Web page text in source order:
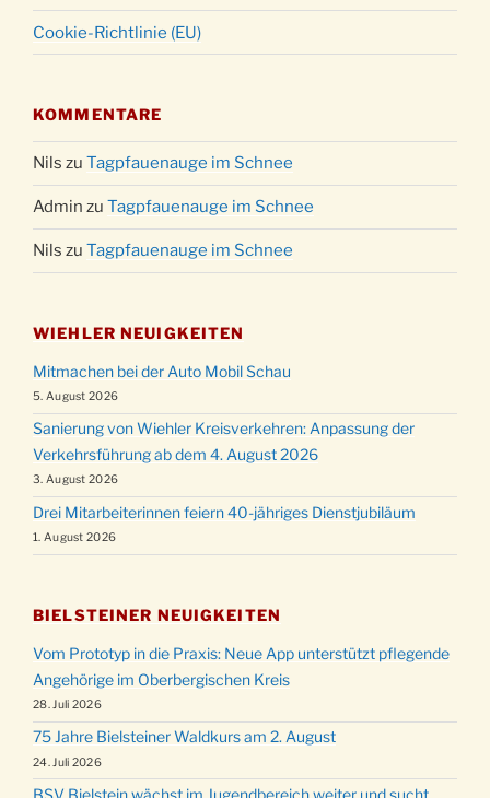
Cookie-Richtlinie (EU)
KOMMENTARE
Nils zu Tagpfauenauge im Schnee
Admin zu Tagpfauenauge im Schnee
Nils zu Tagpfauenauge im Schnee
WIEHLER NEUIGKEITEN
Mitmachen bei der Auto Mobil Schau
5. August 2026
Sanierung von Wiehler Kreisverkehren: Anpassung der
Verkehrsführung ab dem 4. August 2026
3. August 2026
Drei Mitarbeiterinnen feiern 40-jähriges Dienstjubiläum
1. August 2026
BIELSTEINER NEUIGKEITEN
Vom Prototyp in die Praxis: Neue App unterstützt pflegende
Angehörige im Oberbergischen Kreis
28. Juli 2026
75 Jahre Bielsteiner Waldkurs am 2. August
24. Juli 2026
BSV Bielstein wächst im Jugendbereich weiter und sucht